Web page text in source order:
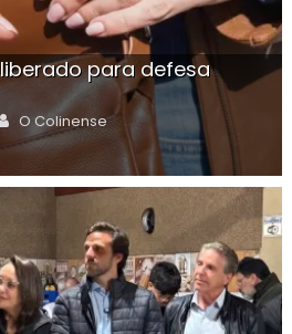
para defesa
Author
O Colinense